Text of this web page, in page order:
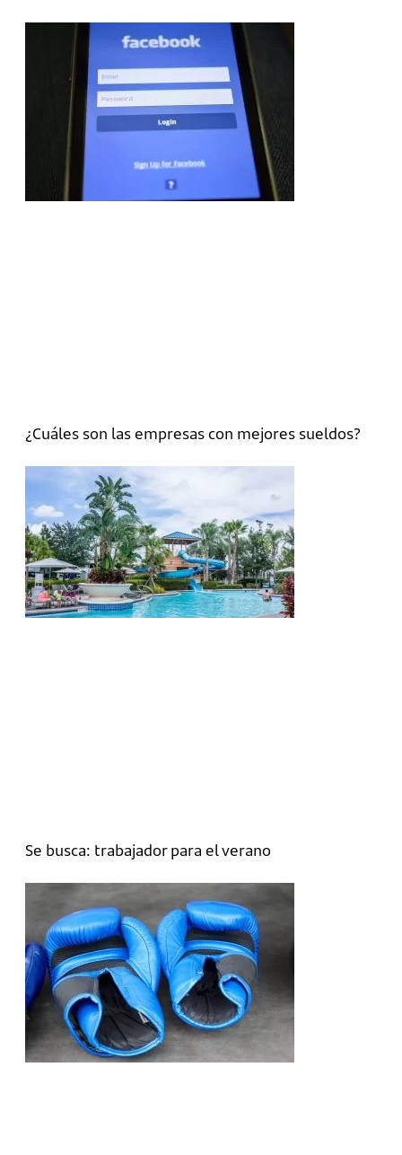
¿Cuáles son las empresas con mejores sueldos?
Se busca: trabajador para el verano